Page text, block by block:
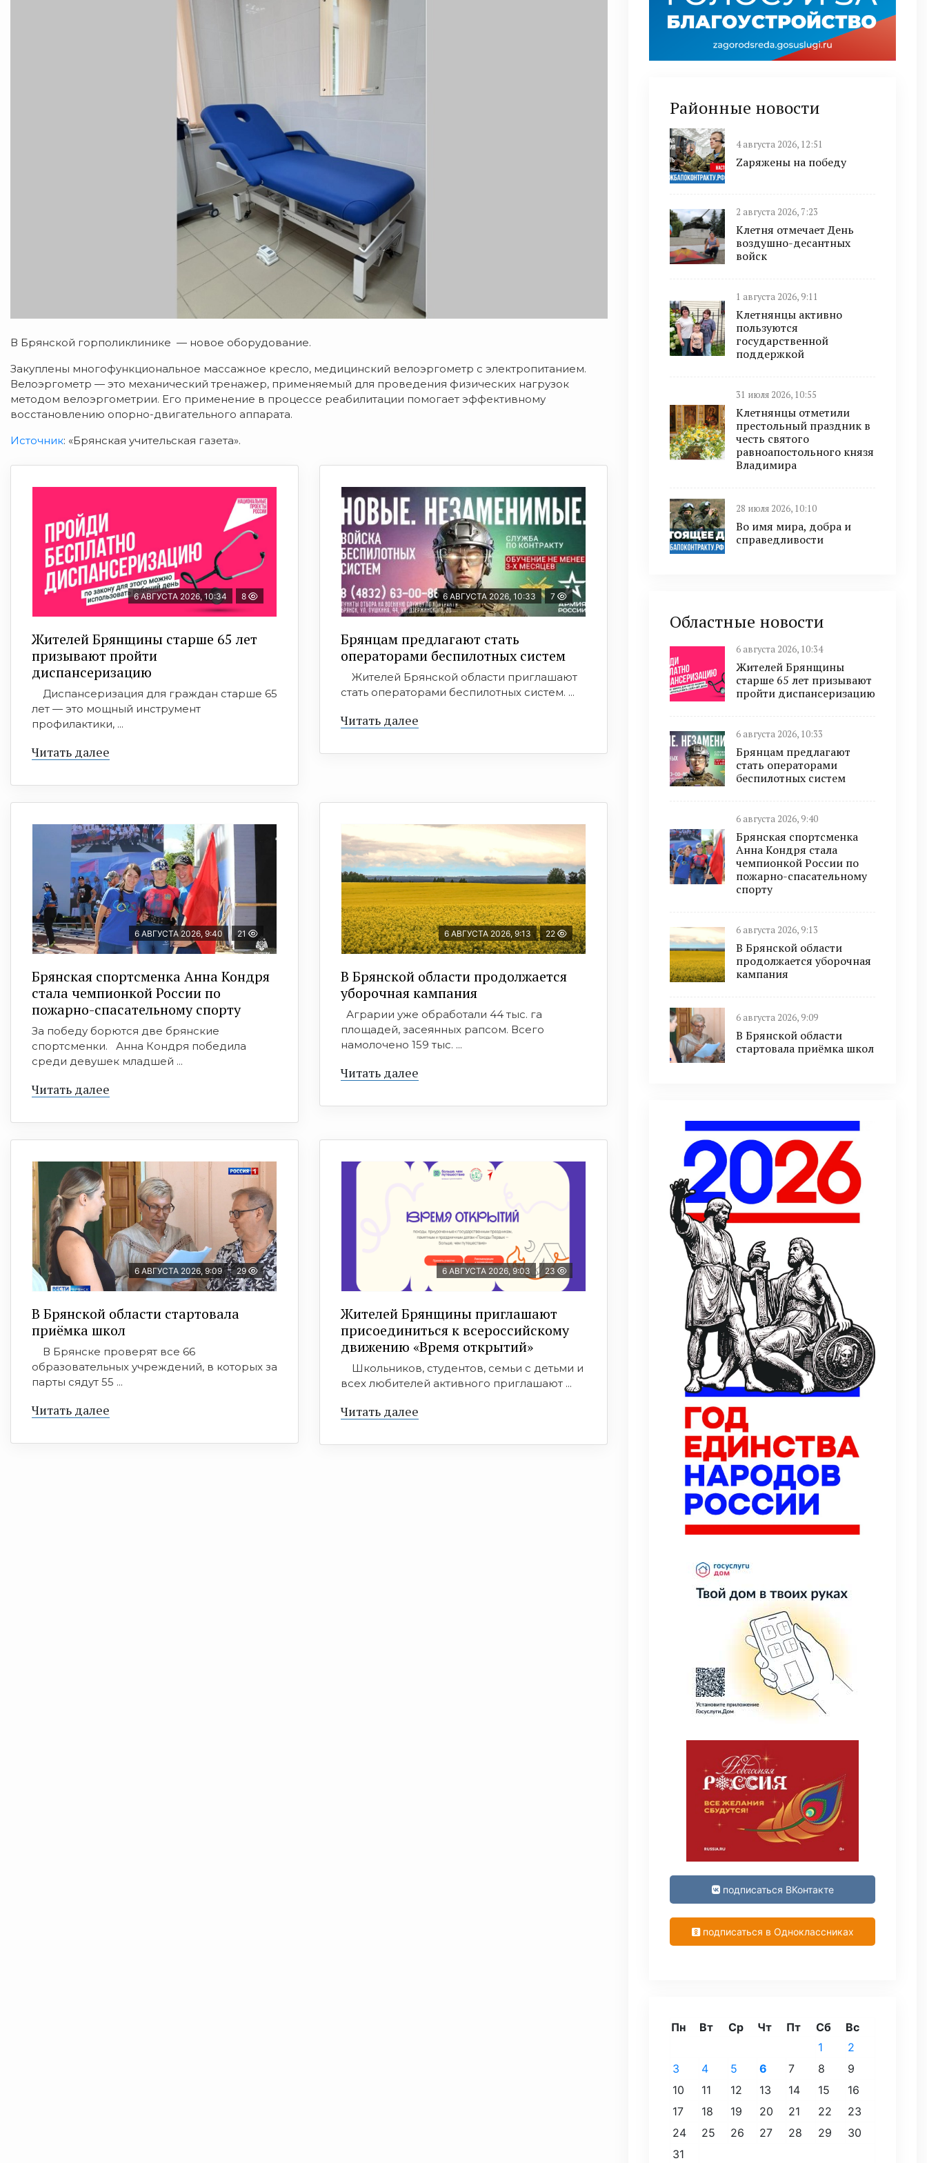
В Брянской горполиклинике — новое оборудование.
Закуплены многофункциональное массажное кресло, медицинский велоэргометр с электропитанием.
Велоэргометр — это механический тренажер, применяемый для проведения физических нагрузок
методом велоэргометрии. Его применение в процессе реабилитации помогает эффективному
восстановлению опорно-двигательного аппарата.
Источник: «Брянская учительская газета».
6 АВГУСТА 2026, 10:34 8
Жителей Брянщины старше 65 лет
призывают пройти
диспансеризацию
Диспансеризация для граждан старше 65
лет — это мощный инструмент
профилактики, ...
Читать далее
6 АВГУСТА 2026, 10:33 7
Брянцам предлагают стать
оперaторами бeспилотных систeм
Жителей Брянской области приглашают
стать операторами беспилотных систем. ...
Читать далее
6 АВГУСТА 2026, 9:40 21
Брянская спортсменка Анна Кондря
стала чемпионкой России по
пожарно-спасательному спорту
За победу борются две брянские
спортсменки. Анна Кондря победила
среди девушек младшей ...
Читать далее
6 АВГУСТА 2026, 9:13 22
В Брянской области продолжается
уборочная кампания
Аграрии уже обработали 44 тыс. га
площадей, засеянных рапсом. Всего
намолочено 159 тыс. ...
Читать далее
6 АВГУСТА 2026, 9:09 29
В Брянской области стартовала
приёмка школ
В Брянске проверят все 66
образовательных учреждений, в которых за
парты сядут 55 ...
Читать далее
6 АВГУСТА 2026, 9:03 23
Жителей Брянщины приглашают
присоединиться к всероссийскому
движению «Время открытий»
Школьников, студентов, семьи с детьми и
всех любителей активного приглашают ...
Читать далее
Районные новости
4 августа 2026, 12:51
Zаряжены на победу
2 августа 2026, 7:23
Клетня отмечает День
воздушно-десантных
войск
1 августа 2026, 9:11
Клетнянцы активно
пользуются
государственной
поддержкой
31 июля 2026, 10:55
Клетнянцы отметили
престольный праздник в
честь святого
равноапостольного князя
Владимира
28 июля 2026, 10:10
Во имя мира, добра и
справедливости
Областные новости
6 августа 2026, 10:34
Жителей Брянщины
старше 65 лет призывают
пройти диспансеризацию
6 августа 2026, 10:33
Брянцам предлагают
стать оперaторами
бeспилотных систeм
6 августа 2026, 9:40
Брянская спортсменка
Анна Кондря стала
чемпионкой России по
пожарно-спасательному
спорту
6 августа 2026, 9:13
В Брянской области
продолжается уборочная
кампания
6 августа 2026, 9:09
В Брянской области
стартовала приёмка школ
подписаться ВКонтакте
подписаться в Одноклассниках
Пн Вт Ср Чт Пт Сб
Вс
1
2
3
4 5 6 7 8
9
10
11 12 13 14 15
16
17
18 19 20 21 22
23
24
25 26 27 28 29
30
31